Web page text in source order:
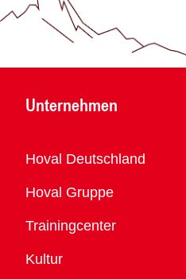
Unternehmen
Übersicht
Hoval Deutschland
Hoval Gruppe
Trainingcenter
Kultur